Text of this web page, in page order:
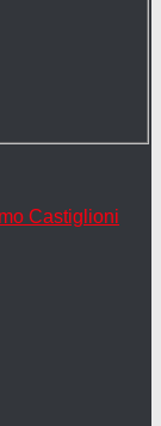
Castiglioni